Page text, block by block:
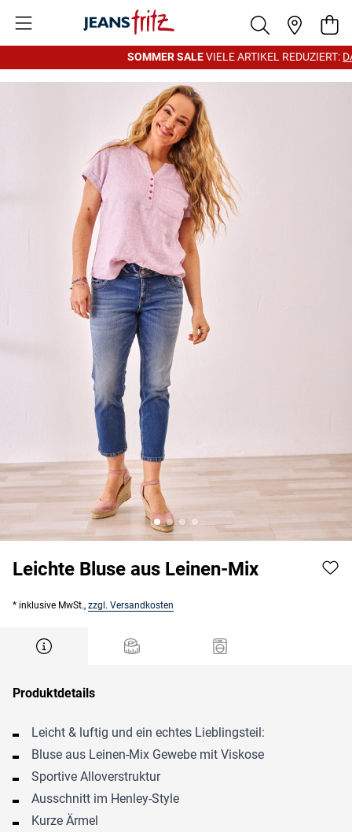
SOMMER SALEVIELE ARTIKEL REDUZIERT:
Leichte Bluse aus Leinen-Mix
* inklusive MwSt., zzgl. Versandkosten
Produktdetails
Leicht & luftig und ein echtes Lieblingsteil:
Bluse aus Leinen-Mix Gewebe mit Viskose
Sportive Alloverstruktur
Ausschnitt im Henley-Style
Kurze Ärmel